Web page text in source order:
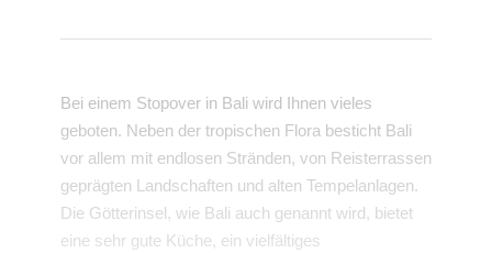
Bei einem Stopover in Bali wird Ihnen vieles
geboten. Neben der tropischen Flora besticht Bali
vor allem mit endlosen Stränden, von Reisterrassen
geprägten Landschaften und alten Tempelanlagen.
Die Götterinsel, wie Bali auch genannt wird, bietet
eine sehr gute Küche, ein vielfältiges